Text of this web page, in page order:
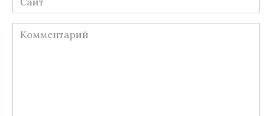
Комментарий